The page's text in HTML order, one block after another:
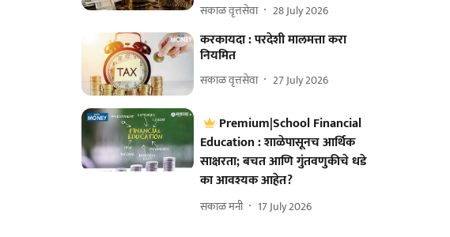
सकाळ वृत्तसेवा 28 July 2026
करकायदा : परदेशी मालमत्ता करा
नियमित
सकाळ वृत्तसेवा 27 July 2026
Premium|School Financial
Education : शाळेपासूनच आर्थिक
साक्षरता; बचत आणि गुंतवणुकीचे धडे
का आवश्यक आहेत?
सकाळ मनी 17 July 2026